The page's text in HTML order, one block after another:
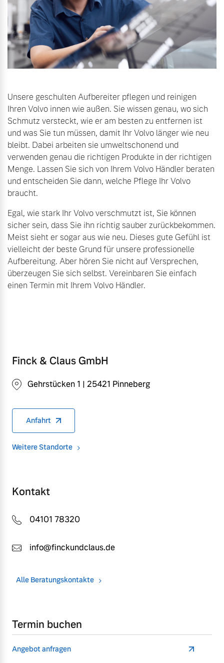
Unsere geschulten Aufbereiter pflegen und reinigen
Ihren Volvo innen wie außen. Sie wissen genau, wo sich
Schmutz versteckt, wie er am besten zu entfernen ist
und was Sie tun müssen, damit Ihr Volvo länger wie neu
bleibt. Dabei arbeiten sie umweltschonend und
verwenden genau die richtigen Produkte in der richtigen
Menge. Lassen Sie sich von Ihrem Volvo Händler beraten
und entscheiden Sie dann, welche Pflege Ihr Volvo
braucht.
Egal, wie stark Ihr Volvo verschmutzt ist, Sie können
sicher sein, dass Sie ihn richtig sauber zurückbekommen.
Meist sieht er sogar aus wie neu. Dieses gute Gefühl ist
vielleicht der beste Grund für unsere professionelle
Aufbereitung. Aber hören Sie nicht auf Versprechen,
überzeugen Sie sich selbst. Vereinbaren Sie einfach
einen Termin mit Ihrem Volvo Händler.
Finck & Claus GmbH
Gehrstücken 1 | 25421 Pinneberg
Anfahrt
Weitere Standorte
Kontakt
04101 78320
info@finckundclaus.de
Alle Beratungskontakte
Termin buchen
Angebot anfragen